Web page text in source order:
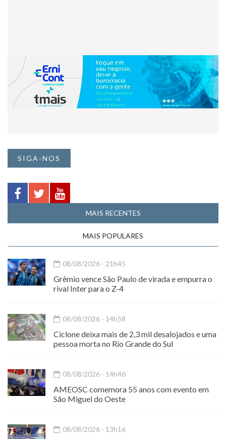
SIGA-NOS
MAIS RECENTES
MAIS POPULARES
08/08/2026 - 21h45
Grêmio vence São Paulo de virada e empurra o
rival Inter para o Z-4
08/08/2026 - 14h58
Ciclone deixa mais de 2,3 mil desalojados e uma
pessoa morta no Rio Grande do Sul
08/08/2026 - 14h46
AMEOSC comemora 55 anos com evento em
São Miguel do Oeste
08/08/2026 - 13h16